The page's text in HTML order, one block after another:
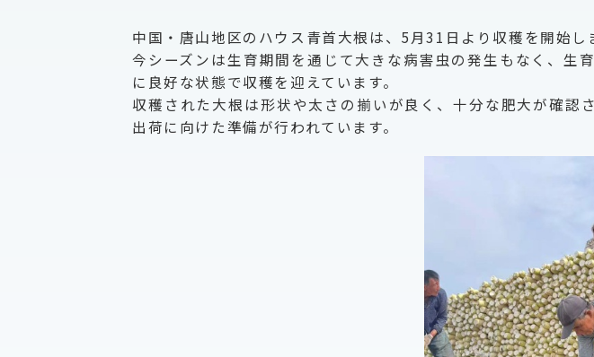
中国・唐山地区のハウス青首大根は、5月31日より収穫を開始し
今シーズンは生育期間を通じて大きな病害虫の発生もなく、生
に良好な状態で収穫を迎えています。
収穫された大根は形状や太さの揃いが良く、十分な肥大が確認
出荷に向けた準備が行われています。